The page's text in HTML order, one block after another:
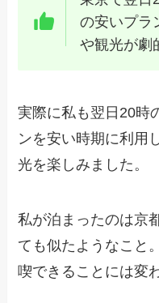
の安いプラ
や観光が劇
実際に私も翌日20時
ンを安い時期に利用
光を楽しみました。
私が泊まったのは京
ても似たようなこと
喫できることには変